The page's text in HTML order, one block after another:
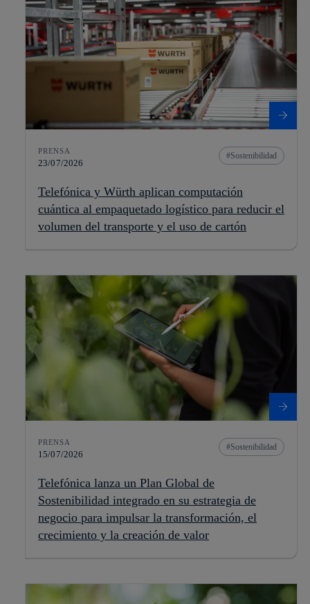
PRENSA
23/07/2026
Sostenibilidad
Telefónica y Würth aplican computación
cuántica al empaquetado logístico para reducir el
volumen del transporte y el uso de cartón
PRENSA
15/07/2026
Sostenibilidad
Telefónica lanza un Plan Global de
Sostenibilidad integrado en su estrategia de
negocio para impulsar la transformación, el
crecimiento y la creación de valor